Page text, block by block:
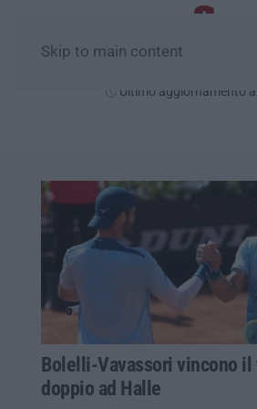
Skip to main content
Ultimo aggiornamento
Bolelli-Vavassori vincono il
doppio ad Halle